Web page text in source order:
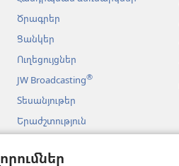
Ծրագրեր
Ցանկեր
Ուղեցույցներ
JW Broadcasting®
Տեսանյութեր
Երաժշտություն
աուդիոներկայացումներ